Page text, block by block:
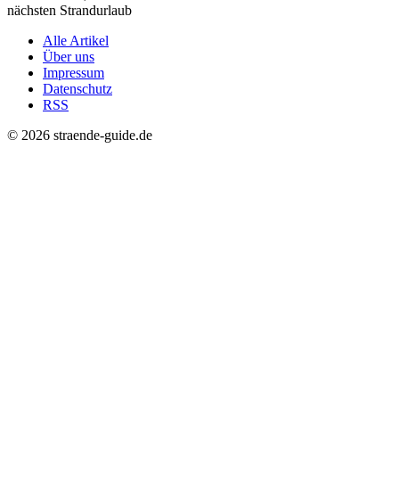
nächsten Strandurlaub
Alle Artikel
Über uns
Impressum
Datenschutz
RSS
© 2026 straende-guide.de